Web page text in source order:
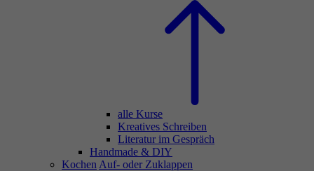
alle Kurse
Kreatives Schreiben
Literatur im Gespräch
Handmade & DIY
Kochen Auf- oder Zuklappen